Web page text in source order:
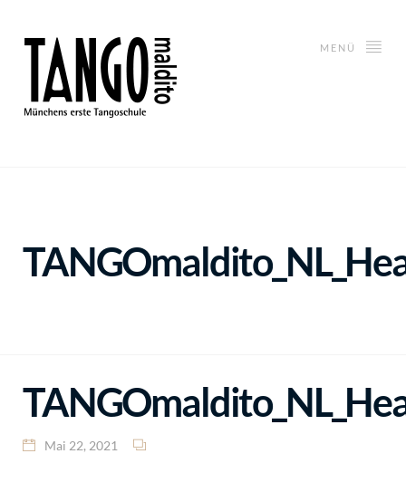
MENÜ
Mai 22, 2021